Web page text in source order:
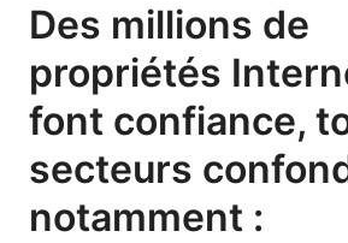
Des millions de
propriétés
font confiance,
secteurs
notamment​ ​: